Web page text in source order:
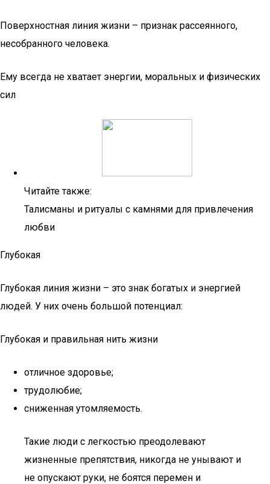
Поверхностная линия жизни – признак рассеянного,
несобранного человека.
Ему всегда не хватает энергии, моральных и физических
сил
Читайте также:
Талисманы и ритуалы с камнями для привлечения
любви
Глубокая
Глубокая линия жизни – это знак богатых и энергией
людей. У них очень большой потенциал:
Глубокая и правильная нить жизни
отличное здоровье;
трудолюбие;
сниженная утомляемость.
Такие люди с легкостью преодолевают
жизненные препятствия, никогда не унывают и
не опускают руки, не боятся перемен и